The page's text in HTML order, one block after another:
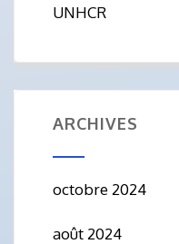
UNHCR
ARCHIVES
octobre 2024
août 2024